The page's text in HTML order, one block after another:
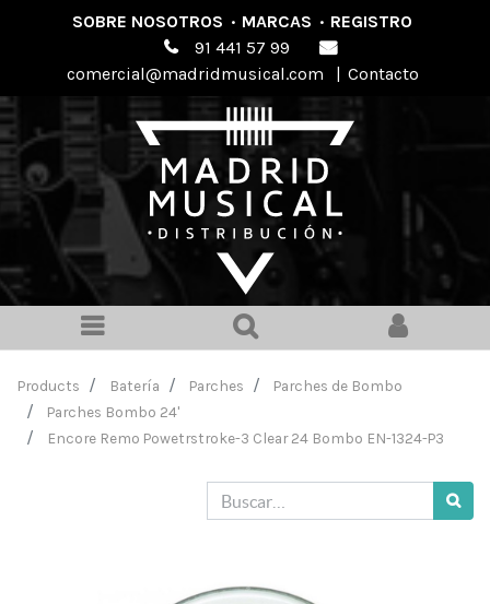
SOBRE NOSOTROS · MARCAS · REGISTRO
91 441 57 99
comercial@madridmusical.com
| Contacto
Products Batería Parches
Parches de Bombo
Parches Bombo 24'
Encore Remo Powetrstroke-3 Clear 24 Bombo EN-1324-P3